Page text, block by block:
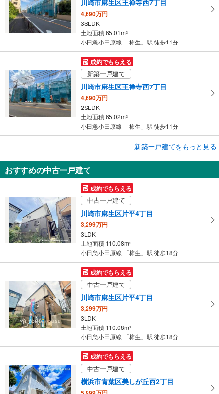
川崎市麻生区王禅寺西7丁目
4,690万円
3SLDK
土地面積 65.01m2
小田急小田原線 「柿生」駅 徒歩11分
成約でもらえる
新築一戸建て
川崎市麻生区王禅寺西7丁目
4,690万円
2SLDK
土地面積 65.02m2
小田急小田原線 「柿生」駅 徒歩11分
川崎市麻生区王禅寺西7丁目
4,690万円
4LDK
土地面積 65.06m
小田急小田原線 「柿生」駅 徒歩11分
新築一戸建てをもっと見る
おすすめの中古一戸建て
成約でもらえる
中古一戸建て
川崎市麻生区片平4丁目
3,299万円
3LDK
土地面積 110.08m2
小田急小田原線 「柿生」駅 徒歩18分
成約でもらえる
中古一戸建て
川崎市麻生区片平4丁目
3,299万円
3LDK
土地面積 110.08m2
小田急小田原線 「柿生」駅 徒歩18分
成約でもらえる
中古一戸建て
横浜市青葉区美しが丘西2丁目